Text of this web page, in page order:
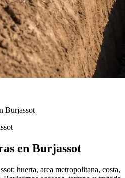
Burjassot
en Burjassot
huerta, area metropolitana, costa,